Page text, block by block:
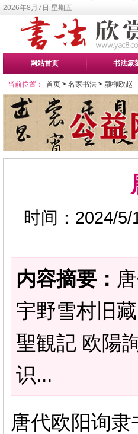
2026年8月7日 星期五
网站首页 书法篆
当前位置： 首页 > 名家书法 > 颜柳欧赵
时间：2024/
内容摘要：
宇野雪村旧
聖観記 欧陽
识...
唐代欧阳询